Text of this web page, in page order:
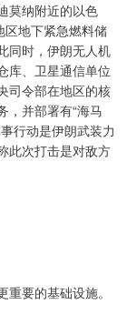
莫纳附近的以色
区地下紧急燃料储
同时，伊朗无人机
库、卫星通信单位
司令部在地区的核
，并部署有“海马
行动是伊朗武装力
此次打击是对敌方
要的基础设施。